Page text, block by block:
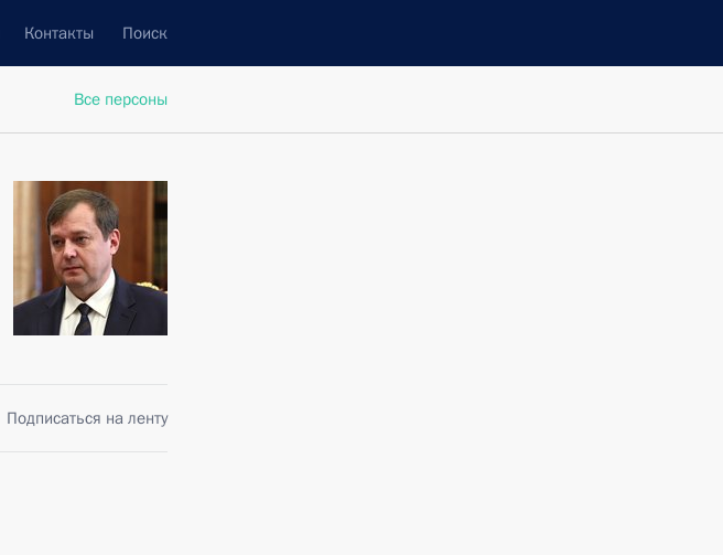
Контакты Поиск
Все персоны
Подписаться на ленту